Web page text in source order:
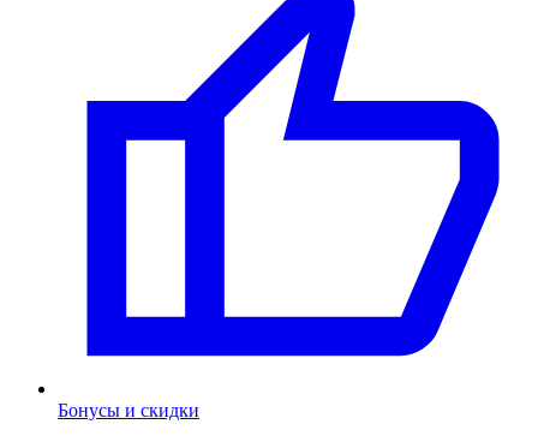
Бонусы и скидки